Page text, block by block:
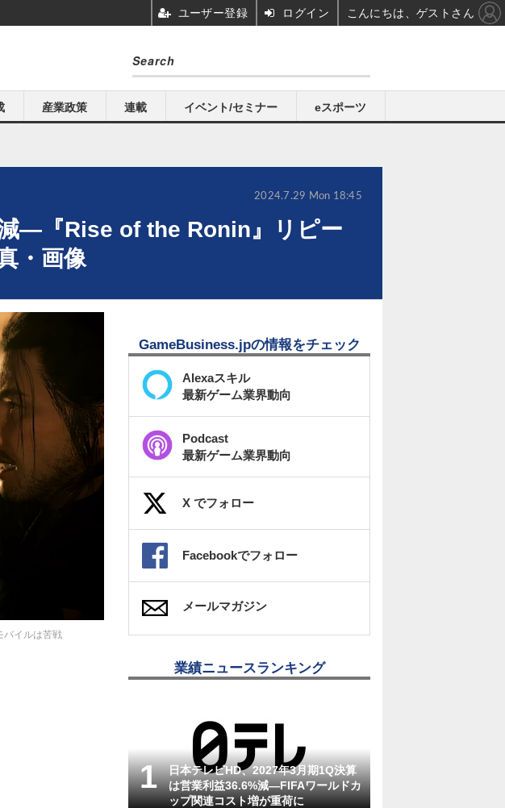
産業政策 連載 イベント/セミナー eスポーツ
減―『Rise of the Ronin』リピー
・画像
2024.7.29 Mon 18:45
バイルは苦戦
GameBusiness.jpの情報をチェック
Alexaスキル
最新ゲーム業界動向
Podcast
最新ゲーム業界動向
X でフォロー
Facebookでフォロー
メールマガジン
業績ニュースランキング
日本テレビHD、2027年3月期1Q決算
は営業利益36.6%減―FIFAワールドカ
ップ関連コスト増が重荷に
ユーザー登録 ログイン こんにちは、ゲストさん